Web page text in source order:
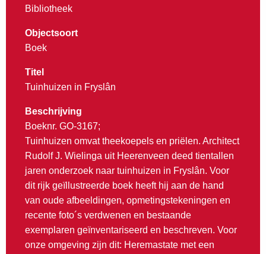
Bibliotheek
Objectsoort
Boek
Titel
Tuinhuizen in Fryslân
Beschrijving
Boeknr. GO-3167;
Tuinhuizen omvat theekoepels en priëlen. Architect
Rudolf J. Wielinga uit Heerenveen deed tientallen
jaren onderzoek naar tuinhuizen in Fryslân. Voor
dit rijk geïllustreerde boek heeft hij aan de hand
van oude afbeeldingen, opmetingstekeningen en
recente foto´s verdwenen en bestaande
exemplaren geïnventariseerd en beschreven. Voor
onze omgeving zijn dit: Heremastate met een